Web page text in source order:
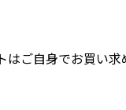
ご自身でお買い求